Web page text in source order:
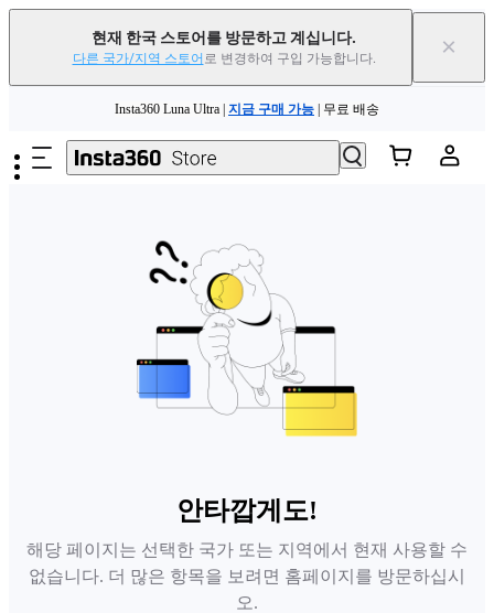
현재 한국 스토어를 방문하고 계십니다.
다른 국가/지역 스토어 로 변경하여 구입 가능합니다. ×
Insta360 Luna Ultra | 지금 구매 가능 | 무료 배송
Insta360 Luna Ultra | | 무료 배송
안타깝게도!
해당 페이지는 선택한 국가 또는 지역에서 현재 사용할 수
없습니다. 더 많은 항목을 보려면 홈페이지를 방문하십시
오.